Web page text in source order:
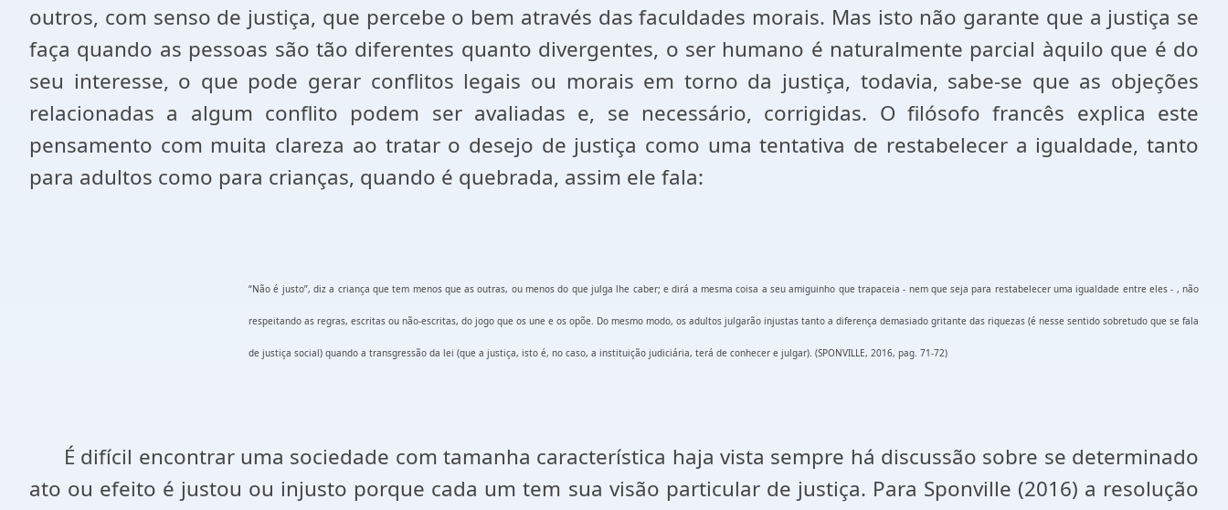
outros, com senso de justiça, que percebe o bem através das faculdades morais. Mas isto não garante que a justiça se
faça quando as pessoas são tão diferentes quanto divergentes, o ser humano é naturalmente parcial àquilo que é do
seu interesse, o que pode gerar conflitos legais ou morais em torno da justiça, todavia, sabe-se que as objeções
relacionadas a algum conflito podem ser avaliadas e, se necessário, corrigidas. O filósofo francês explica este
pensamento com muita clareza ao tratar o desejo de justiça como uma tentativa de restabelecer a igualdade, tanto
para adultos como para crianças, quando é quebrada, assim ele fala:
“Não é justo”, diz a criança que tem menos que as outras, ou menos do que julga lhe caber; e dirá a mesma coisa a seu amiguinho que trapaceia - nem que seja para restabelecer uma igualdade entre eles - , não
respeitando as regras, escritas ou não-escritas, do jogo que os une e os opõe. Do mesmo modo, os adultos julgarão injustas tanto a diferença demasiado gritante das riquezas (é nesse sentido sobretudo que se fala
de justiça social) quando a transgressão da lei (que a justiça, isto é, no caso, a instituição judiciária, terá de conhecer e julgar). (SPONVILLE, 2016, pag. 71-72)
É difícil encontrar uma sociedade com tamanha característica haja vista sempre há discussão sobre se determinado
ato ou efeito é justou ou injusto porque cada um tem sua visão particular de justiça. Para Sponville (2016) a resolução